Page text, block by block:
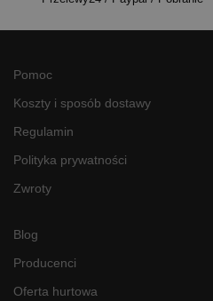
Pomoc
Koszty i sposób dostawy
Regulamin
Polityka prywatności
Zwroty
Blog
Producenci
Oferta hurtowa